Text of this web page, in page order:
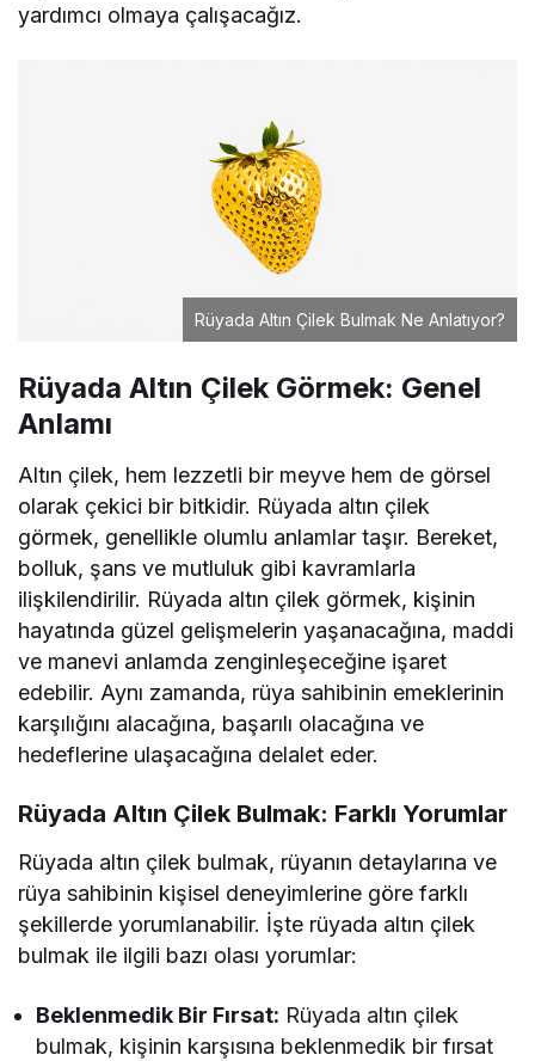
yardımcı olmaya çalışacağız.
Rüyada Altın Çilek Bulmak Ne Anlatıyor?
Rüyada Altın Çilek Görmek: Genel
Anlamı
Altın çilek, hem lezzetli bir meyve hem de görsel
olarak çekici bir bitkidir. Rüyada altın çilek
görmek, genellikle olumlu anlamlar taşır. Bereket,
bolluk, şans ve mutluluk gibi kavramlarla
ilişkilendirilir. Rüyada altın çilek görmek, kişinin
hayatında güzel gelişmelerin yaşanacağına, maddi
ve manevi anlamda zenginleşeceğine işaret
edebilir. Aynı zamanda, rüya sahibinin emeklerinin
karşılığını alacağına, başarılı olacağına ve
hedeflerine ulaşacağına delalet eder.
Rüyada Altın Çilek Bulmak: Farklı Yorumlar
Rüyada altın çilek bulmak, rüyanın detaylarına ve
rüya sahibinin kişisel deneyimlerine göre farklı
şekillerde yorumlanabilir. İşte rüyada altın çilek
bulmak ile ilgili bazı olası yorumlar:
Beklenmedik Bir Fırsat: Rüyada altın çilek
bulmak, kişinin karşısına beklenmedik bir fırsat